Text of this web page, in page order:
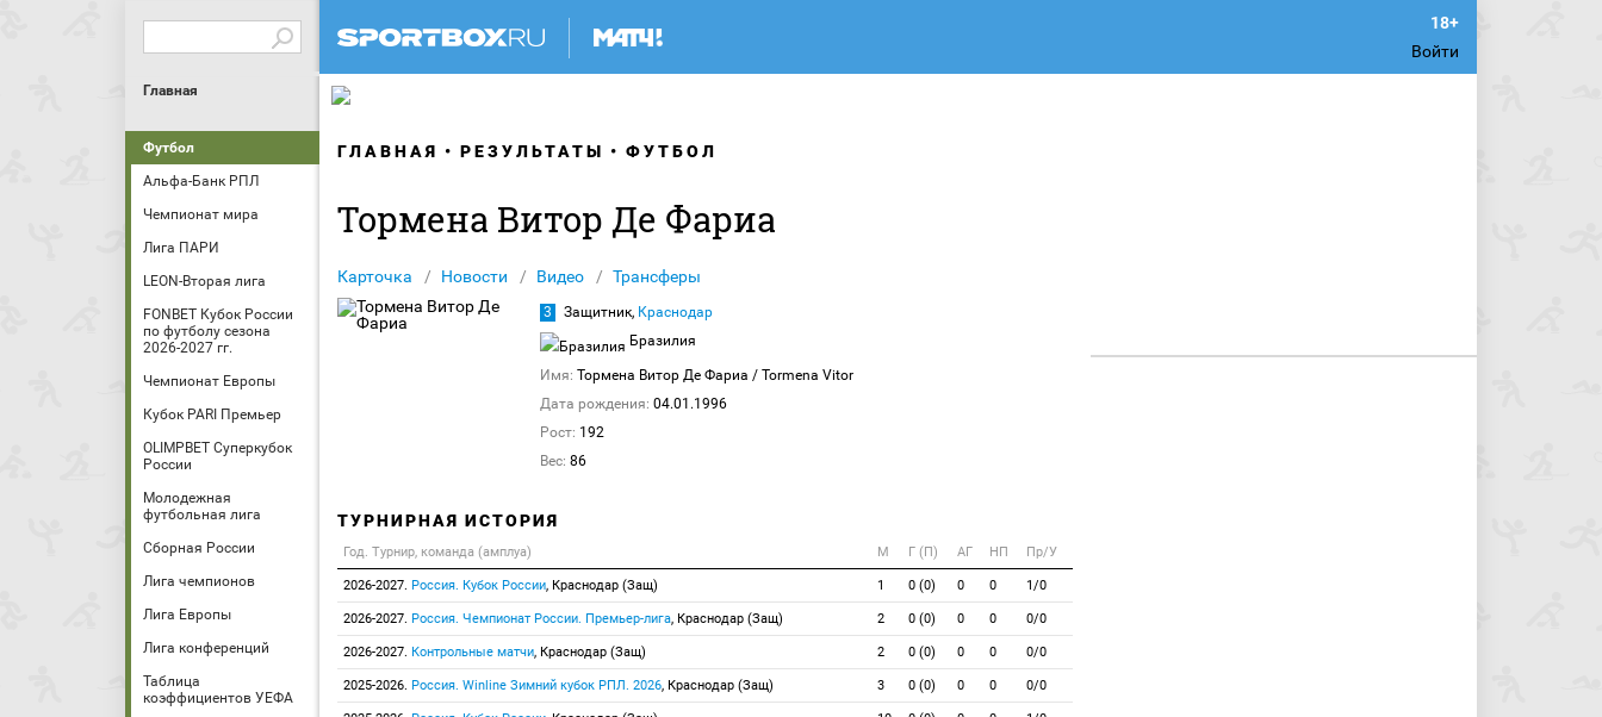
Войти
Главная
Футбол
Альфа-Банк РПЛ
Чемпионат мира
Лига ПАРИ
LEON-Вторая лига
FONBET Кубок России
по футболу сезона
2026-2027 гг.
Чемпионат Европы
Кубок PARI Премьер
OLIMPBET Суперкубок
России
Молодежная
футбольная лига
Сборная России
Лига чемпионов
Лига Европы
Лига конференций
Таблица
коэффициентов УЕФА
ГЛАВНАЯ РЕЗУЛЬТАТЫ ФУТБОЛ
Тормена Витор Де Фариа
Карточка Новости Видео Трансферы
3 Защитник, Краснодар
Бразилия
Имя: Тормена Витор Де Фариа / Tormena Vitor
Дата рождения: 04.01.1996
Рост: 192
Вес: 86
ТУРНИРНАЯ ИСТОРИЯ
Год. Турнир, команда (амплуа) М Г (П) АГ НП Пр/У
2026-2027. Россия. Кубок России, Краснодар (Защ) 1 0 (0) 0 0 1/0
2026-2027. Россия. Чемпионат России. Премьер-лига, Краснодар (Защ) 2 0 (0) 0 0 0/0
2026-2027. Контрольные матчи, Краснодар (Защ) 2 0 (0) 0 0 0/0
2025-2026. Россия. Winline Зимний кубок РПЛ. 2026, Краснодар (Защ) 3 0 (0) 0 0 0/0